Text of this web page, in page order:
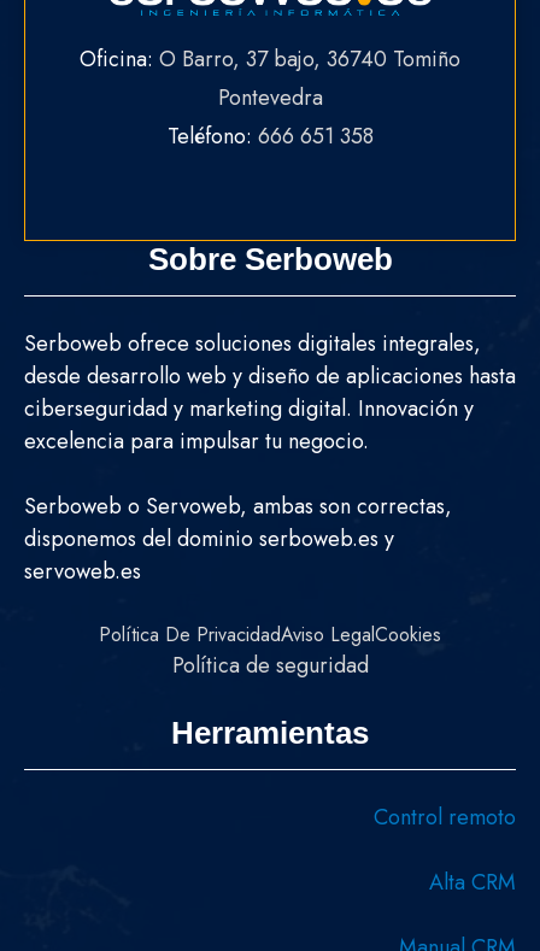
Sobre Serboweb
Serboweb ofrece soluciones digitales integrales,
desde desarrollo web y diseño de aplicaciones hasta
ciberseguridad y marketing digital. Innovación y
excelencia para impulsar tu negocio.
Serboweb o Servoweb, ambas son correctas,
disponemos del dominio serboweb.es y
servoweb.es
Política De PrivacidadAviso LegalCookies
Política de seguridad
Oficina: O Barro, 37 bajo, 36740 Tomiño
Pontevedra
Teléfono: 666 651 358
Herramientas
Control remoto
Alta CRM